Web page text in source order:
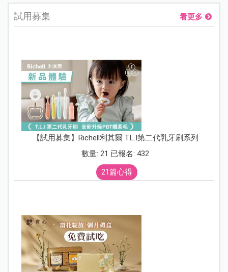
試用募集 看更多
【試用募集】Richell利其爾 T.L.I第二代乳牙刷系列
數量: 21 已報名: 432
21篇心得